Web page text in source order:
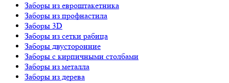
Заборы из евроштакетника
Заборы из профнастила
Заборы 3D
Заборы из сетки рабица
Заборы двусторонние
Заборы с кирпичными столбами
Заборы из металла
Заборы из дерева